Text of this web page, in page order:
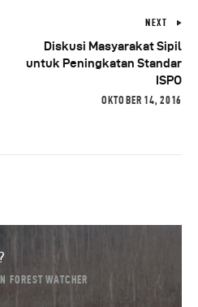
NEXT
Diskusi Masyarakat Sipil
untuk Peningkatan Standar
ISPO
OKTOBER 14, 2016
FOREST WATCHER